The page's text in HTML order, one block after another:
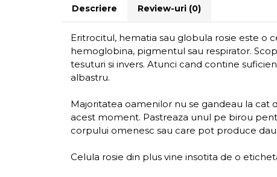
Descriere Review-uri (0)
Eritrocitul, hematia sau globula rosie este o
hemoglobina, pigmentul sau respirator.
tesuturi si invers. Atunci cand contine
albastru.
Majoritatea oamenilor nu se gandeau la cat
acest moment. Pastreaza unul pe birou
corpului omenesc sau care pot produce
Celula rosie din plus vine insotita de o